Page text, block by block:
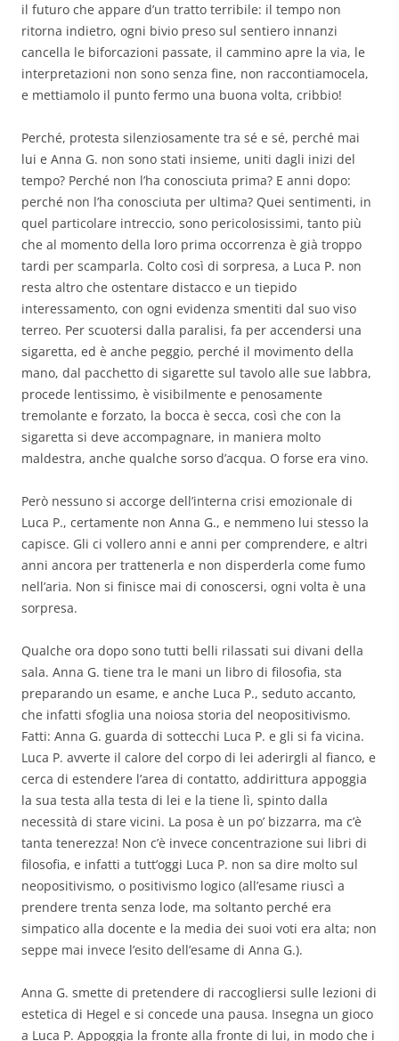
il futuro che appare d’un tratto terribile: il tempo non
ritorna indietro, ogni bivio preso sul sentiero innanzi
cancella le biforcazioni passate, il cammino apre la via, le
interpretazioni non sono senza fine, non raccontiamocela,
e mettiamolo il punto fermo una buona volta, cribbio!
Perché, protesta silenziosamente tra sé e sé, perché mai
lui e Anna G. non sono stati insieme, uniti dagli inizi del
tempo? Perché non l’ha conosciuta prima? E anni dopo:
perché non l’ha conosciuta per ultima? Quei sentimenti, in
quel particolare intreccio, sono pericolosissimi, tanto più
che al momento della loro prima occorrenza è già troppo
tardi per scamparla. Colto così di sorpresa, a Luca P. non
resta altro che ostentare distacco e un tiepido
interessamento, con ogni evidenza smentiti dal suo viso
terreo. Per scuotersi dalla paralisi, fa per accendersi una
sigaretta, ed è anche peggio, perché il movimento della
mano, dal pacchetto di sigarette sul tavolo alle sue labbra,
procede lentissimo, è visibilmente e penosamente
tremolante e forzato, la bocca è secca, così che con la
sigaretta si deve accompagnare, in maniera molto
maldestra, anche qualche sorso d’acqua. O forse era vino.
Però nessuno si accorge dell’interna crisi emozionale di
Luca P., certamente non Anna G., e nemmeno lui stesso la
capisce. Gli ci vollero anni e anni per comprendere, e altri
anni ancora per trattenerla e non disperderla come fumo
nell’aria. Non si finisce mai di conoscersi, ogni volta è una
sorpresa.
Qualche ora dopo sono tutti belli rilassati sui divani della
sala. Anna G. tiene tra le mani un libro di filosofia, sta
preparando un esame, e anche Luca P., seduto accanto,
che infatti sfoglia una noiosa storia del neopositivismo.
Fatti: Anna G. guarda di sottecchi Luca P. e gli si fa vicina.
Luca P. avverte il calore del corpo di lei aderirgli al fianco, e
cerca di estendere l’area di contatto, addirittura appoggia
la sua testa alla testa di lei e la tiene lì, spinto dalla
necessità di stare vicini. La posa è un po’ bizzarra, ma c’è
tanta tenerezza! Non c’è invece concentrazione sui libri di
filosofia, e infatti a tutt’oggi Luca P. non sa dire molto sul
neopositivismo, o positivismo logico (all’esame riuscì a
prendere trenta senza lode, ma soltanto perché era
simpatico alla docente e la media dei suoi voti era alta; non
seppe mai invece l’esito dell’esame di Anna G.).
Anna G. smette di pretendere di raccogliersi sulle lezioni di
estetica di Hegel e si concede una pausa. Insegna un gioco
a Luca P. Appoggia la fronte alla fronte di lui, in modo che i